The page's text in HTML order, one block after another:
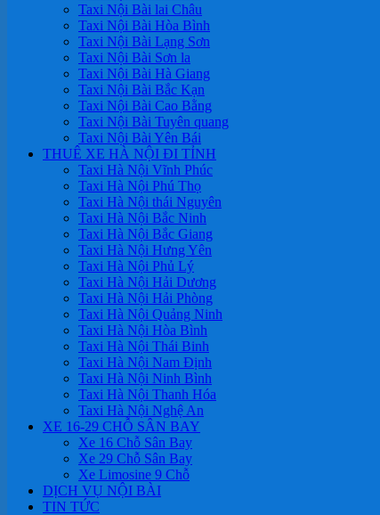
Taxi Nội Bài lai Châu
Taxi Nội Bài Hòa Bình
Taxi Nội Bài Lạng Sơn
Taxi Nội Bài Sơn la
Taxi Nội Bài Hà Giang
Taxi Nội Bài Bắc Kạn
Taxi Nội Bài Cao Bằng
Taxi Nội Bài Tuyên quang
Taxi Nội Bài Yên Bái
THUÊ XE HÀ NỘI ĐI TỈNH
Taxi Hà Nội Vĩnh Phúc
Taxi Hà Nội Phú Thọ
Taxi Hà Nội thái Nguyên
Taxi Hà Nội Bắc Ninh
Taxi Hà Nội Bắc Giang
Taxi Hà Nội Hưng Yên
Taxi Hà Nội Phủ Lý
Taxi Hà Nội Hải Dương
Taxi Hà Nội Hải Phòng
Taxi Hà Nội Quảng Ninh
Taxi Hà Nội Hòa Bình
Taxi Hà Nội Thái Binh
Taxi Hà Nội Nam Định
Taxi Hà Nội Ninh Bình
Taxi Hà Nội Thanh Hóa
Taxi Hà Nội Nghệ An
XE 16-29 CHỖ SÂN BAY
Xe 16 Chỗ Sân Bay
Xe 29 Chỗ Sân Bay
Xe Limosine 9 Chỗ
DỊCH VỤ NỘI BÀI
TIN TỨC